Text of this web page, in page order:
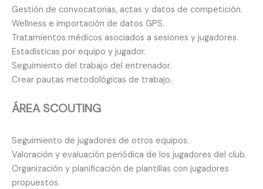
Gestión de convocatorias, actas y datos de competición.
Wellness e importación de datos GPS.
Tratamientos médicos asociados a sesiones y jugadores.
Estadísticas por equipo y jugador.
Seguimiento del trabajo del entrenador.
Crear pautas metodológicas de trabajo.
ÁREA SCOUTING
Seguimiento de jugadores de otros equipos.
Valoración y evaluación periódica de los jugadores del club.
Organización y planificación de plantillas con jugadores
propuestos.